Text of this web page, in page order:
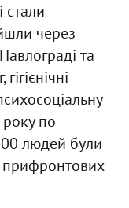
стали
через
та
року по
людей були
прифронтових